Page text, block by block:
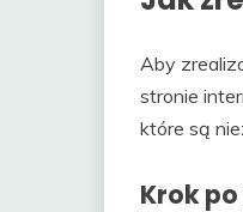
Aby
stronie
które są
Krok